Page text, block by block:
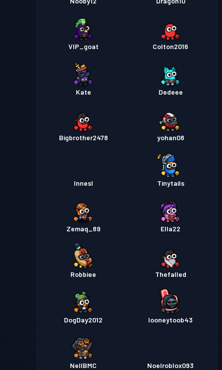
VIP_goat Colton2016
Kate Dedeee
Bigbrother2478 yohan08
InnesI Tinytails
Zemaq_89 Ella22
Robbiee Thefalled
DogDay2012 looneytoob43
NellBMC Noelroblox093